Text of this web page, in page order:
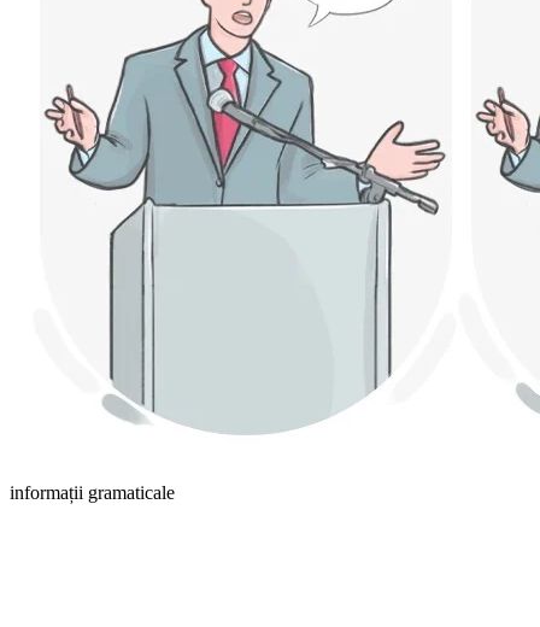
informații gramaticale